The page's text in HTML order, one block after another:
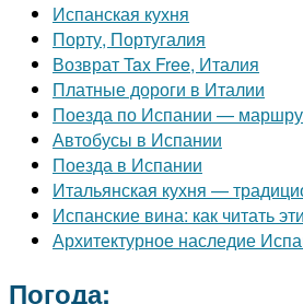
Испанская кухня
Порту, Португалия
Возврат Tax Free, Италия
Платные дороги в Италии
Поезда по Испании —
Автобусы в Испании
Поезда в Испании
Итальянская кухня —
Испанские вина: как читать
Архитектурное наследие
Погода: